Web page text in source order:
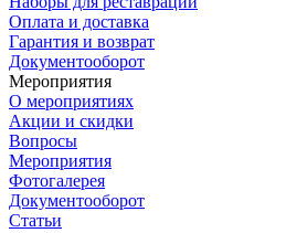
Оплата и доставка
Гарантия и возврат
Документооборот
Мероприятия
О мероприятиях
Акции и скидки
Вопросы
Мероприятия
Фотогалерея
Документооборот
Статьи